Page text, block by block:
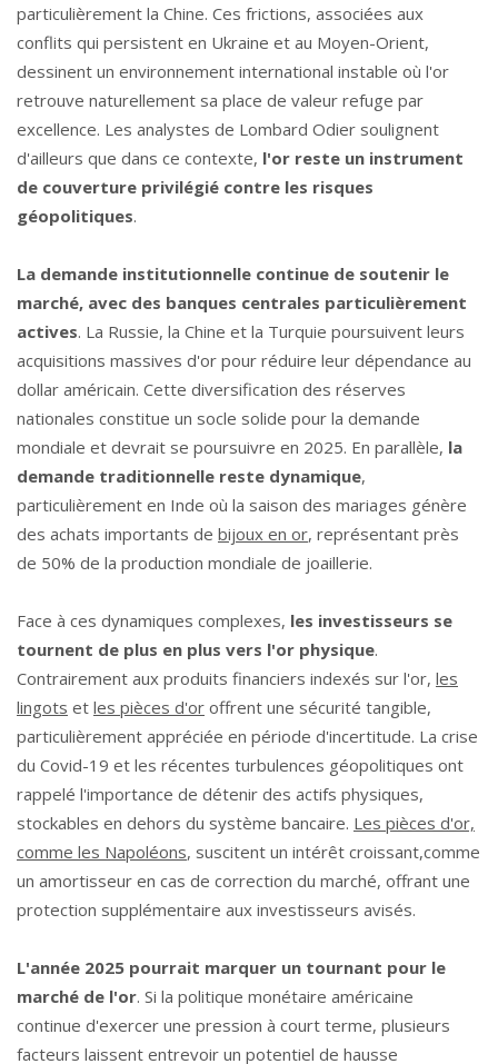
particulièrement la Chine. Ces frictions, associées aux
conflits qui persistent en Ukraine et au Moyen-Orient,
dessinent un environnement international instable où l'or
retrouve naturellement sa place de valeur refuge par
excellence. Les analystes de Lombard Odier soulignent
d'ailleurs que dans ce contexte, l'or reste un instrument
de couverture privilégié contre les risques
géopolitiques.
La demande institutionnelle continue de soutenir le
marché, avec des banques centrales particulièrement
actives. La Russie, la Chine et la Turquie poursuivent leurs
acquisitions massives d'or pour réduire leur dépendance au
dollar américain. Cette diversification des réserves
nationales constitue un socle solide pour la demande
mondiale et devrait se poursuivre en 2025. En parallèle, la
demande traditionnelle reste dynamique,
particulièrement en Inde où la saison des mariages génère
des achats importants de bijoux en or, représentant près
de 50% de la production mondiale de joaillerie.
Face à ces dynamiques complexes, les investisseurs se
tournent de plus en plus vers l'or physique.
Contrairement aux produits financiers indexés sur l'or, les
lingots et les pièces d'or offrent une sécurité tangible,
particulièrement appréciée en période d'incertitude. La crise
du Covid-19 et les récentes turbulences géopolitiques ont
rappelé l'importance de détenir des actifs physiques,
stockables en dehors du système bancaire. Les pièces d'or,
comme les Napoléons, suscitent un intérêt croissant,comme
un amortisseur en cas de correction du marché, offrant une
protection supplémentaire aux investisseurs avisés.
L'année 2025 pourrait marquer un tournant pour le
marché de l'or. Si la politique monétaire américaine
continue d'exercer une pression à court terme, plusieurs
facteurs laissent entrevoir un potentiel de hausse